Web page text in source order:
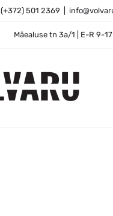
(+372) 501 2369
Mäealuse tn 3a/1 | E-R 9-17